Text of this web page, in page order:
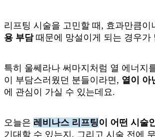
리프팅 시술을 고민할 때, 효과만큼이
용 부담때문에 망설이게 되는 경우가
특히 울쎄라나 써마지처럼 열 에너지
이 부담스러웠던 분들이라면, 열이 아
에 관심이 가실 수 있는데요.
오늘은 레비나스 리프팅이 어떤 시술
기대할 수 있는지, 그리고 시술 전에